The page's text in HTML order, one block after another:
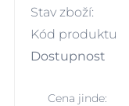
Stav zboží:
Kód produktu
Dostupnost
Cena jinde: